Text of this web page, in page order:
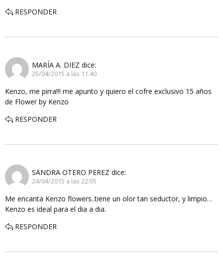
RESPONDER
MARÍA A. DIEZ dice:
25/04/2015 a las 11:40
Kenzo, me pirra!!! me apunto y quiero el cofre exclusivo 15 años
de Flower by Kenzo
RESPONDER
SANDRA OTERO PEREZ dice:
24/04/2015 a las 22:05
Me encanta Kenzo flowers..tiene un olor tan seductor, y limpio…
Kenzo es ideal para el dia a dia.
RESPONDER